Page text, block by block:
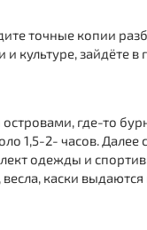
точные копии
культуре, зайдёте в
где-то
1,5-2- часов. Далее
одежды и
каски выдаются